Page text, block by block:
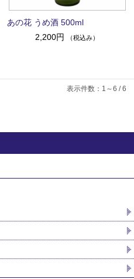
あの花 うめ酒 500ml
2,200円
（税込み）
表示件数：1～6 / 6